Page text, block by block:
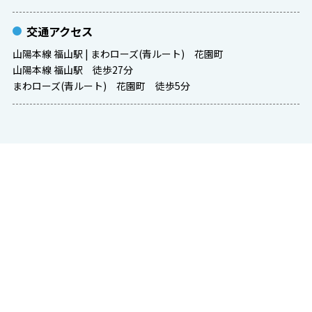
交通アクセス
山陽本線 福山駅 | まわローズ(青ルート) 花園町
山陽本線 福山駅 徒歩27分
まわローズ(青ルート) 花園町 徒歩5分